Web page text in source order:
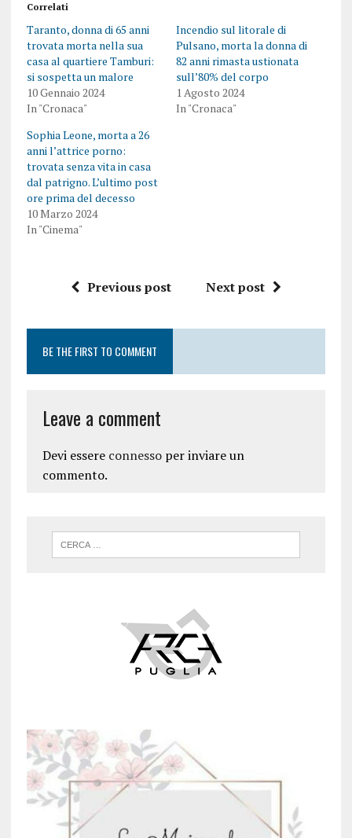
Correlati
Taranto, donna di 65 anni
trovata morta nella sua
casa al quartiere Tamburi:
si sospetta un malore
10 Gennaio 2024
In "Cronaca"
Incendio sul litorale di
Pulsano, morta la donna di
82 anni rimasta ustionata
sull’80% del corpo
1 Agosto 2024
In "Cronaca"
Sophia Leone, morta a 26
anni l’attrice porno:
trovata senza vita in casa
dal patrigno. L’ultimo post
ore prima del decesso
10 Marzo 2024
In "Cinema"
Previous post Next post
BE THE FIRST TO COMMENT
Leave a comment
Devi essere connessoper inviare un
commento.